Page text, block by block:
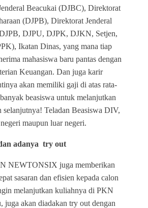
Beacukai (DJBC), Direktorat
(DJPB), Direktorat Jenderal
DJPU, DJPK, DJKN, Setjen,
Ikatan Dinas, yang mana tiap
mahasiswa baru pantas dengan
Keuangan. Dan juga karir
akan memiliki gaji di atas rata-
beasiswa untuk melanjutkan
selanjutnya! Teladan Beasiswa DIV,
maupun luar negeri.
adanya try out
NEWTONSIX juga memberikan
sasaran dan efisien kepada calon
melanjutkan kuliahnya di PKN
akan diadakan try out dengan